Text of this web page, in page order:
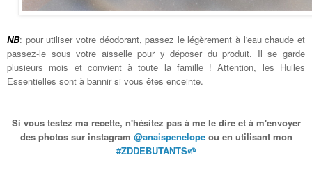
NB: pour utiliser votre déodorant, passez le légèrement à l'eau chaude et
passez-le sous votre aisselle pour y déposer du produit. Il se garde
plusieurs mois et convient à toute la famille ! Attention, les Huiles
Essentielles sont à bannir si vous êtes enceinte.
Si vous testez ma recette, n'hésitez pas à me le dire et à m'envoyer
des photos sur instagram @anaispenelopeou en utilisant mon
#ZDDEBUTANTS🌱